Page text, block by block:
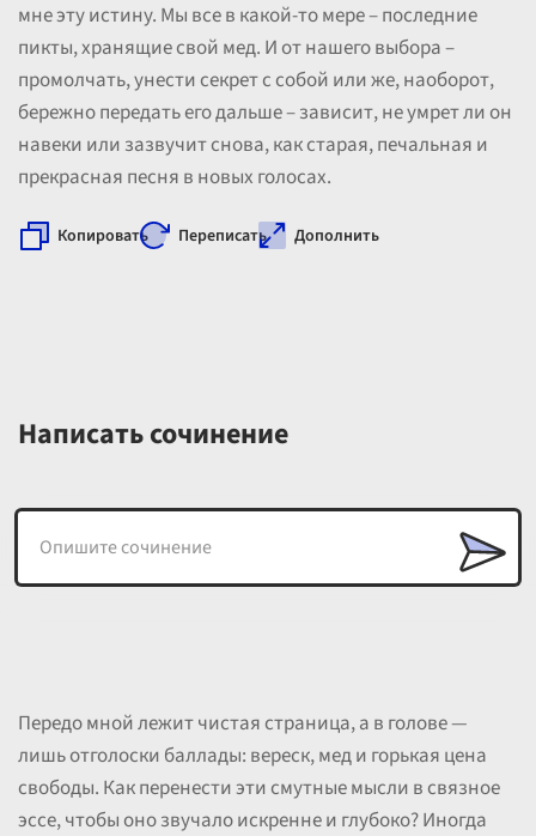
мне эту истину. Мы все в какой-то мере – последние
пикты, хранящие свой мед. И от нашего выбора –
промолчать, унести секрет с собой или же, наоборот,
бережно передать его дальше – зависит, не умрет ли он
навеки или зазвучит снова, как старая, печальная и
прекрасная песня в новых голосах.
Копировать Переписать Дополнить
Написать сочинение
Передо мной лежит чистая страница, а в голове —
лишь отголоски баллады: вереск, мед и горькая цена
свободы. Как перенести эти смутные мысли в связное
эссе, чтобы оно звучало искренне и глубоко? Иногда